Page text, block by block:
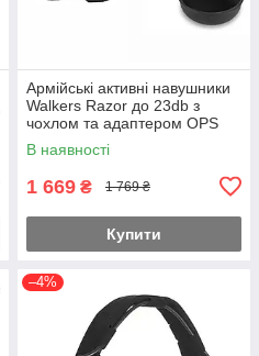
Армійські активні навушники
Walkers Razor до 23db з
чохлом та адаптером OPS
Core Чебурашки Чорний
В наявності
1 669 ₴ 1 769 ₴
Купити
–4%